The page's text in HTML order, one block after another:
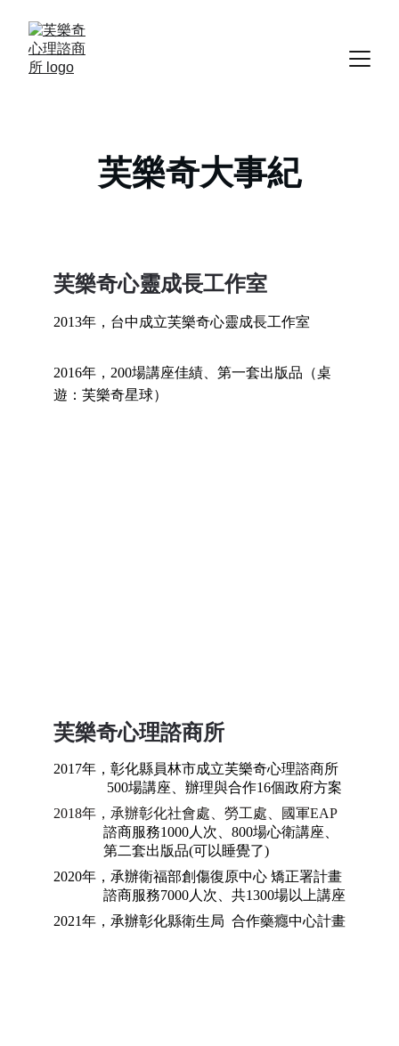
芙樂奇大事紀
芙樂奇心靈成長工作室
2013年，台中成立芙樂奇心靈成長工作室
2016年，200場講座佳績、第一套出版品（桌
遊：芙樂奇星球）
芙樂奇心理諮商所
2017年，彰化縣員林市成立芙樂奇心理諮商所
               500場講座、辦理與合作16個政府方案
2018年，承辦彰化社會處、勞工處、國軍EAP
諮商服務1000人次、800場心衛講座、
              第二套出版品(可以睡覺了)
2020年，承辦衛福部創傷復原中心 矯正署計畫
              諮商服務7000人次、共1300場以上講座
2021年，承辦彰化縣衛生局  合作藥癮中心計畫